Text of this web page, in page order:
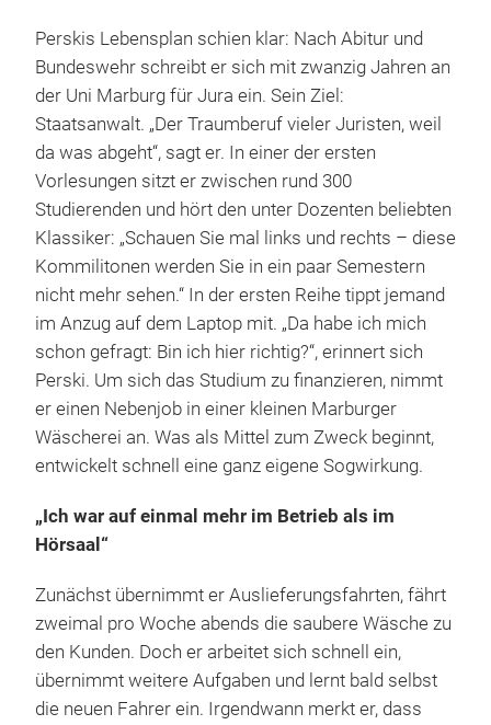
Perskis Lebensplan schien klar: Nach Abitur und
Bundeswehr schreibt er sich mit zwanzig Jahren an
der Uni Marburg für Jura ein. Sein Ziel:
Staatsanwalt. „Der Traumberuf vieler Juristen, weil
da was abgeht“, sagt er. In einer der ersten
Vorlesungen sitzt er zwischen rund 300
Studierenden und hört den unter Dozenten beliebten
Klassiker: „Schauen Sie mal links und rechts – diese
Kommilitonen werden Sie in ein paar Semestern
nicht mehr sehen.“ In der ersten Reihe tippt jemand
im Anzug auf dem Laptop mit. „Da habe ich mich
schon gefragt: Bin ich hier richtig?“, erinnert sich
Perski. Um sich das Studium zu finanzieren, nimmt
er einen Nebenjob in einer kleinen Marburger
Wäscherei an. Was als Mittel zum Zweck beginnt,
entwickelt schnell eine ganz eigene Sogwirkung.
„Ich war auf einmal mehr im Betrieb als im
Hörsaal“
Zunächst übernimmt er Auslieferungsfahrten, fährt
zweimal pro Woche abends die saubere Wäsche zu
den Kunden. Doch er arbeitet sich schnell ein,
übernimmt weitere Aufgaben und lernt bald selbst
die neuen Fahrer ein. Irgendwann merkt er, dass